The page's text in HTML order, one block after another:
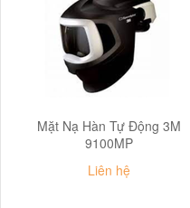
Mặt Nạ Hàn Tự Động 3M
9100MP
Liên hệ